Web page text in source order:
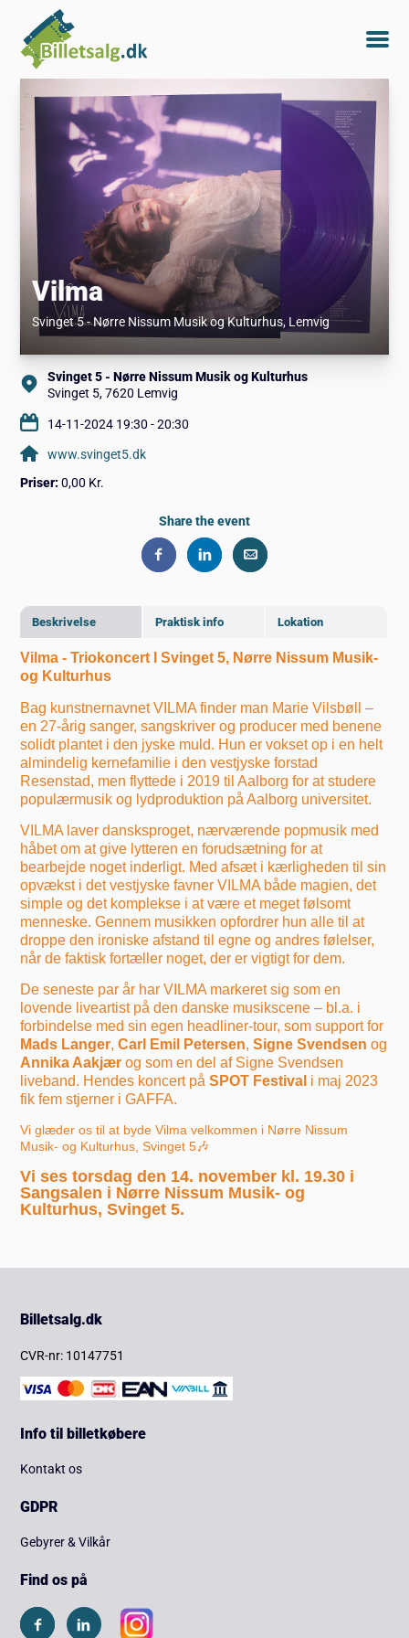
Vilma
Svinget 5 - Nørre Nissum Musik og Kulturhus, Lemvig
Beskrivelse Praktisk info Lokation
Vilma - Triokoncert I Svinget 5, Nørre Nissum Musik-
og Kulturhus
Bag kunstnernavnet VILMA finder man Marie Vilsbøll –
en 27-årig sanger, sangskriver og producer med benene
solidt plantet i den jyske muld. Hun er vokset op i en helt
almindelig kernefamilie i den vestjyske forstad
Resenstad, men flyttede i 2019 til Aalborg for at studere
populærmusik og lydproduktion på Aalborg universitet.
VILMA laver dansksproget, nærværende popmusik med
håbet om at give lytteren en forudsætning for at
bearbejde noget inderligt. Med afsæt i kærligheden til sin
opvækst i det vestjyske favner VILMA både magien, det
simple og det komplekse i at være et meget følsomt
menneske. Gennem musikken opfordrer hun alle til at
droppe den ironiske afstand til egne og andres følelser,
når de faktisk fortæller noget, der er vigtigt for dem.
De seneste par år har VILMA markeret sig som en
lovende liveartist på den danske musikscene – bl.a. i
forbindelse med sin egen headliner-tour, som support for
Mads Langer,Carl Emil Petersen,Signe Svendsenog
Annika Aakjærog som en del af Signe Svendsen
liveband. Hendes koncert påSPOT Festival i maj 2023
fik fem stjerner i GAFFA.
Vi glæder os til at byde Vilma velkommen i Nørre Nissum
Musik- og Kulturhus, Svinget 5🎶
Vi ses torsdag den 14. november kl. 19.30 i
Sangsalen i Nørre Nissum Musik- og
Kulturhus, Svinget 5.
Svinget 5 - Nørre Nissum Musik og Kulturhus
Svinget 5, 7620 Lemvig
14-11-2024 19:30 - 20:30
www.svinget5.dk
Priser: 0,00 Kr.
Share the event
Billetsalg.dk
CVR-nr: 10147751
Info til billetkøbere
Kontakt os
GDPR
Gebyrer & Vilkår
Find os på